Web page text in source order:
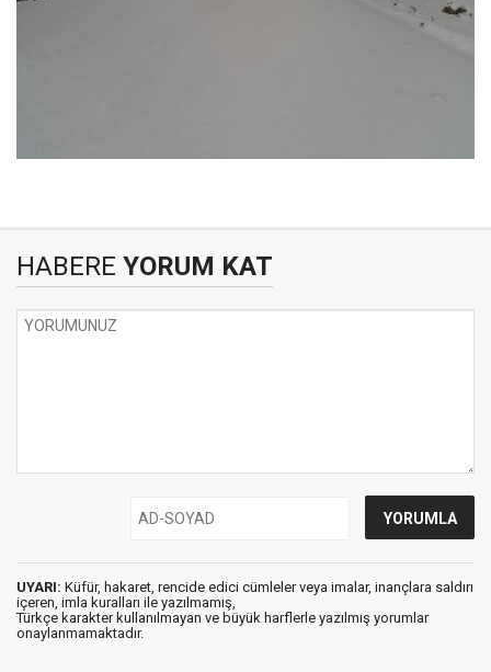
HABERE YORUM KAT
UYARI: Küfür, hakaret, rencide edici cümleler veya imalar, inançlara saldırı
içeren, imla kuralları ile yazılmamış,
Türkçe karakter kullanılmayan ve büyük harflerle yazılmış yorumlar
onaylanmamaktadır.